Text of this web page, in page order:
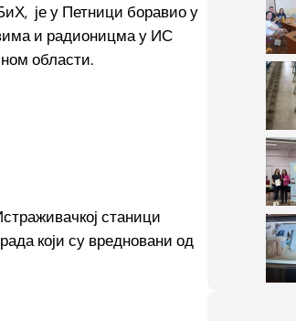
је у Петници боравио у
и радионицма у ИС
области.
станици
који су вредновани од